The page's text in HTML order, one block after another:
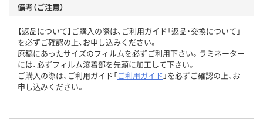
備考（ご注意）
【返品について】ご購入の際は、ご利用ガイド「返品・交換について」
を必ずご確認の上、お申し込みください。
原稿にあったサイズのフィルムを必ずご利用下さい。ラミネーター
には、必ずフィルム溶着部を先頭に加工して下さい。
ご購入の際は、ご利用ガイド「ご利用ガイド 」を必ずご確認の上、お
申し込みください。